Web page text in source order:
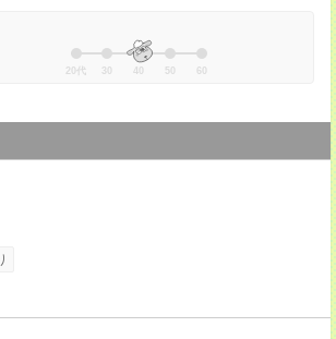
20代 30 40 50 60